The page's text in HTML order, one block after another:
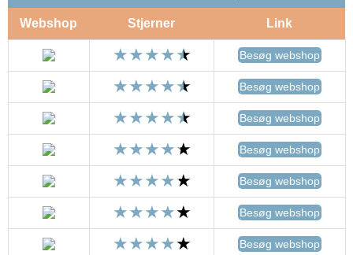
Webshop Stjerner Link
Besøg webshop
Besøg webshop
Besøg webshop
Besøg webshop
Besøg webshop
Besøg webshop
Besøg webshop